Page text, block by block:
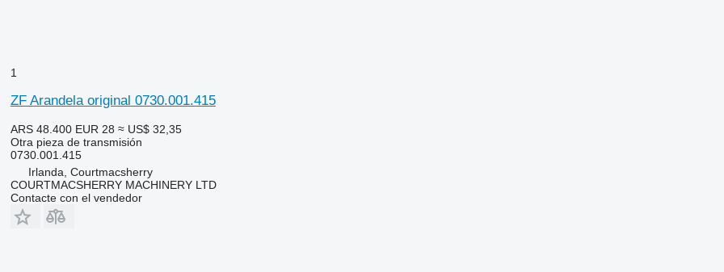
1
ZF Arandela original 0730.001.415
ARS 48.400 EUR 28 ≈ US$ 32,35
Otra pieza de transmisión
0730.001.415
Irlanda, Courtmacsherry
COURTMACSHERRY MACHINERY LTD
Contacte con el vendedor